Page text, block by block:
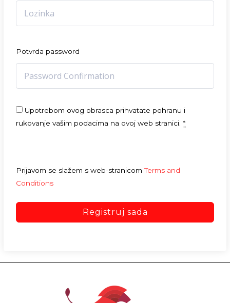
Potvrda password
Upotrebom ovog obrasca prihvatate pohranu i
rukovanje vašim podacima na ovoj web stranici.*
Prijavom se slažem s web-stranicomTerms and
Conditions
Registruj sada